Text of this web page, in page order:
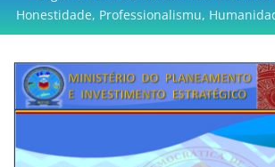
Honestidade, Professionalismu,